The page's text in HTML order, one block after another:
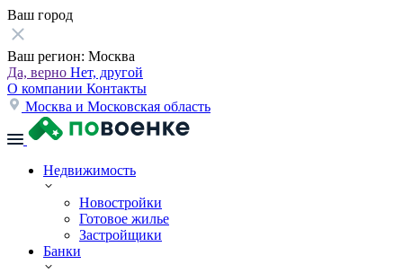
Ваш город
Ваш регион: Москва
Да, верно Нет, другой
О компании Контакты
Москва и Московская область
Недвижимость
Новостройки
Готовое жилье
Застройщики
Банки